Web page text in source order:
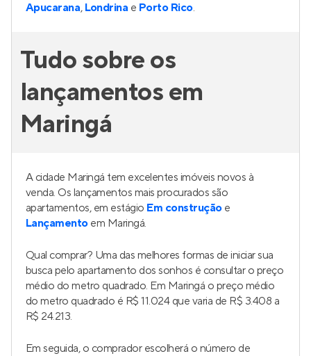
Apucarana, Londrina e Porto Rico.
Tudo sobre os
lançamentos em
Maringá
A cidade Maringá tem excelentes imóveis novos à
venda. Os lançamentos mais procurados são
apartamentos, em estágio Em construçãoe
Lançamento em Maringá.
Qual comprar? Uma das melhores formas de iniciar sua
busca pelo apartamento dos sonhos é consultar o preço
médio do metro quadrado. Em Maringá o preço médio
do metro quadrado é R$ 11.024 que varia de R$ 3.408 a
R$ 24.213.
Em seguida, o comprador escolherá o número de